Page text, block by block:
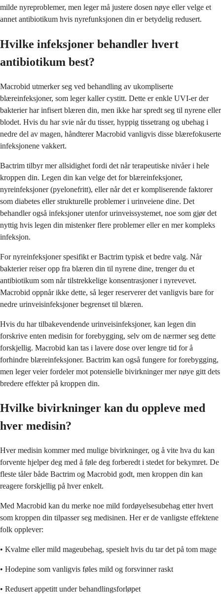
milde nyreproblemer, men leger må justere dosen nøye eller velge et
annet antibiotikum hvis nyrefunksjonen din er betydelig redusert.
Hvilke infeksjoner behandler hvert
antibiotikum best?
Macrobid utmerker seg ved behandling av ukompliserte
blæreinfeksjoner, som leger kaller cystitt. Dette er enkle UVI-er der
bakterier har infisert blæren din, men ikke har spredt seg til nyrene eller
blodet. Hvis du har svie når du tisser, hyppig tissetrang og ubehag i
nedre del av magen, håndterer Macrobid vanligvis disse blærefokuserte
infeksjonene vakkert.
Bactrim tilbyr mer allsidighet fordi det når terapeutiske nivåer i hele
kroppen din. Legen din kan velge det for blæreinfeksjoner,
nyreinfeksjoner (pyelonefritt), eller når det er kompliserende faktorer
som diabetes eller strukturelle problemer i urinveiene dine. Det
behandler også infeksjoner utenfor urinveissystemet, noe som gjør det
nyttig hvis legen din mistenker flere problemer eller en mer kompleks
infeksjon.
For nyreinfeksjoner spesifikt er Bactrim typisk et bedre valg. Når
bakterier reiser opp fra blæren din til nyrene dine, trenger du et
antibiotikum som når tilstrekkelige konsentrasjoner i nyrevevet.
Macrobid oppnår ikke dette, så leger reserverer det vanligvis bare for
nedre urinveisinfeksjoner begrenset til blæren.
Hvis du har tilbakevendende urinveisinfeksjoner, kan legen din
forskrive enten medisin for forebygging, selv om de nærmer seg dette
forskjellig. Macrobid kan tas i lavere dose over lengre tid for å
forhindre blæreinfeksjoner. Bactrim kan også fungere for forebygging,
men leger veier fordeler mot potensielle bivirkninger mer nøye gitt dets
bredere effekter på kroppen din.
Hvilke bivirkninger kan du oppleve med
hver medisin?
Hver medisin kommer med mulige bivirkninger, og å vite hva du kan
forvente hjelper deg med å føle deg forberedt i stedet for bekymret. De
fleste tåler både Bactrim og Macrobid godt, men kroppen din kan
reagere forskjellig på hver enkelt.
Med Macrobid kan du merke noe mild fordøyelsesubehag etter hvert
som kroppen din tilpasser seg medisinen. Her er de vanligste effektene
folk opplever:
• Kvalme eller mild mageubehag, spesielt hvis du tar det på tom mage
• Hodepine som vanligvis føles mild og forsvinner raskt
• Redusert appetitt under behandlingsforløpet